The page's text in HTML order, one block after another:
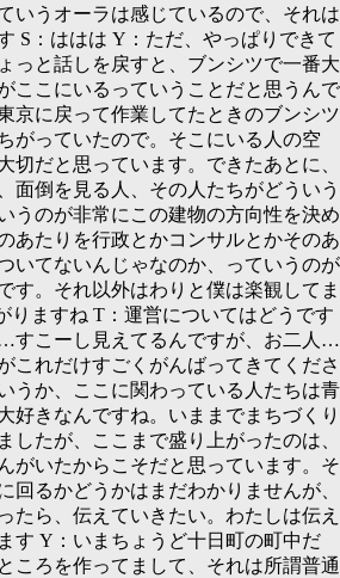
いうオーラは感じているので、それは
S： ははは Y： ただ、やっぱりできて
っと話しを戻すと、ブンシツで一番大
ここにいるっていうことだと思うんで
京に戻って作業してたときのブンシツ
がっていたので。そこにいる人の空
切だと思っています。できたあとに、
面倒を見る人、その人たちがどういう
うのが非常にこの建物の方向性を決め
あたりを行政とかコンサルとかそのあ
いてないんじゃなのか、っていうのが
す。それ以外はわりと僕は楽観してま
りますね T： 運営についてはどうです
すこーし見えてるんですが、お二人…
これだけすごくがんばってきてくださ
うか、ここに関わっている人たちは青
好きなんですね。いままでまちづくり
したが、ここまで盛り上がったのは、
がいたからこそだと思っています。そ
回るかどうかはまだわかりませんが、
たら、伝えていきたい。わたしは伝え
す Y： いまちょうど十日町の町中だ
ころを作ってまして、それは所謂普通